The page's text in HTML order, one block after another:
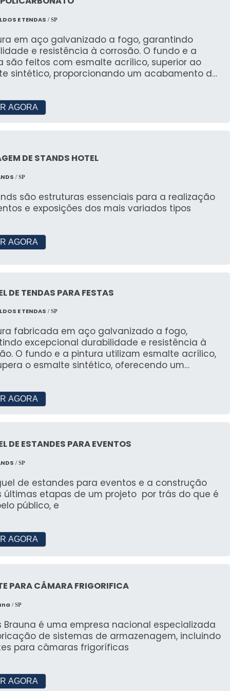
eventos?
que se adaptam a diferentes tipos de
eventos corporativos.
campinas
locação de tendas em Campinas, oferecendo
excelente.
verificações de segurança e são montadas por
ambiente seguro.
das tendas?
por nossa equipe de profissionais,
segura e eficiente.
E TENDAS / SP
em aço galvanizado a fogo, garantindo
e resistência à corrosão. O fundo e a
são feitos com esmalte acrílico, superior ao
sintético, proporcionando um acabamento de
ou alveolar e garantia de 10 anos no inibidor
AGORA
DE STANDS HOTEL
/ SP
são estruturas essenciais para a realização
e exposições dos mais variados tipos
AGORA
DE TENDAS PARA FESTAS
E TENDAS / SP
fabricada em aço galvanizado a fogo,
excepcional durabilidade e resistência à
O fundo e a pintura utilizam esmalte acrílico,
o esmalte sintético, oferecendo um
Equipe própria de montadores; Tendas limpas a
Calhas de Chapas e de Lonas.
AGORA
DE ESTANDES PARA EVENTOS
/ SP
de estandes para eventos e a construção
últimas etapas de um projeto por trás do que é
público, e
AGORA
PARA CÂMARA FRIGORIFICA
/ SP
Brauna é uma empresa nacional especializada
de sistemas de armazenagem, incluindo
para câmaras frigoríficas
AGORA